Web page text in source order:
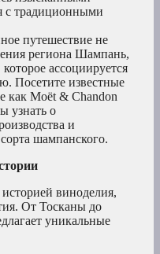
с традиционными
путешествие не
региона Шампань,
ассоциируется
Посетите известные
как Moët & Chandon
узнать о
и
шампанского.
виноделия,
От Тосканы до
уникальные